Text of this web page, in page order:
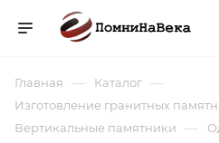
Главная — Каталог —
Изготовление гранитных
Вертикальные памятники —